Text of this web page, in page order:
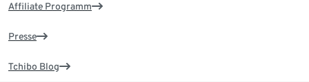
Affiliate Programm
Presse
Tchibo Blog